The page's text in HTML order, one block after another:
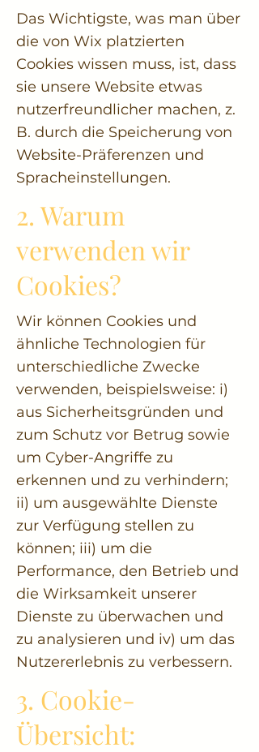
Das Wichtigste, was man über
die von Wix platzierten
Cookies wissen muss, ist, dass
sie unsere Website etwas
nutzerfreundlicher machen, z.
B. durch die Speicherung von
Website-Präferenzen und
Spracheinstellungen.
2. Warum
verwenden wir
Cookies?
Wir können Cookies und
ähnliche Technologien für
unterschiedliche Zwecke
verwenden, beispielsweise: i)
aus Sicherheitsgründen und
zum Schutz vor Betrug sowie
um Cyber-Angriffe zu
erkennen und zu verhindern;
ii) um ausgewählte Dienste
zur Verfügung stellen zu
können; iii) um die
Performance, den Betrieb und
die Wirksamkeit unserer
Dienste zu überwachen und
zu analysieren und iv) um das
Nutzererlebnis zu verbessern.
3. Cookie-
Übersicht: